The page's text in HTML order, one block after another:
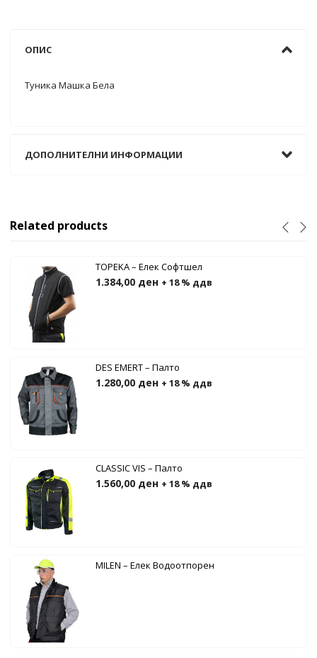
ОПИС
Туника Машка Бела
ДОПОЛНИТЕЛНИ ИНФОРМАЦИИ
Related products
TOPEKA – Елек Софтшел
1.384,00 ден + 18 % ддв
DES EMERT – Палто
1.280,00 ден + 18 % ддв
CLASSIC VIS – Палто
1.560,00 ден + 18 % ддв
MILEN – Елек Водоотпорен